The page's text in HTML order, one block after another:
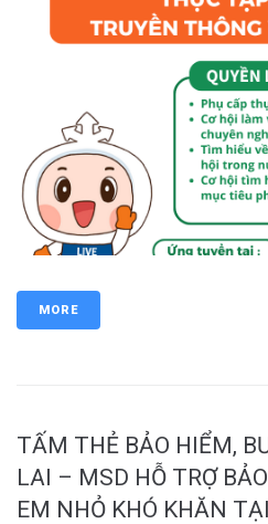
MORE
TẤM THẺ BẢO HIỂM,
LAI – MSD HỖ TRỢ
EM NHỎ KHÓ KHĂN